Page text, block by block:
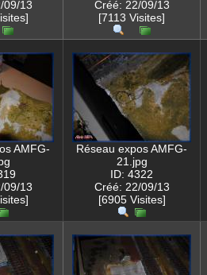
09/13
Créé: 22/09/13
[7113 Visites]
AMFG-
09/13
Réseau expos AMFG-
21.jpg
ID: 4322
Créé: 22/09/13
[6905 Visites]